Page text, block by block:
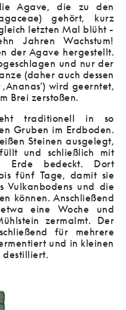
Agave, die zu den
gehört, kurz
letzten Mal blüht -
Jahren Wachstum!
der Agave hergestellt.
und nur der
(daher auch dessen
‚Ananas‘) wird geerntet,
Brei zerstoßen.
traditionell in so
Gruben im Erdboden.
Steinen ausgelegt,
und schließlich mit
Erde bedeckt. Dort
fünf Tage, damit sie
Vulkanbodens und die
können. Anschließend
eine Woche und
zermalmt. Der
für mehrere
und in kleinen
destilliert.